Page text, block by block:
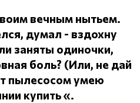
вечным нытьем.
думал - вздохну
заняты одиночки,
боль? (Или, не дай
пылесосом умею
купить «.